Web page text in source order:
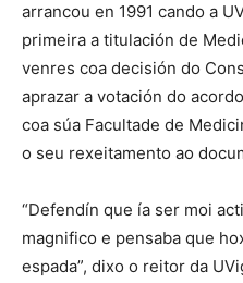
arrancou en 1991 cando a
primeira a titulación de
venres coa decisión do
aprazar a votación do
coa súa Facultade de
o seu rexeitamento ao
“Defendín que ía ser moi
magnifico e pensaba que
espada”, dixo o reitor da